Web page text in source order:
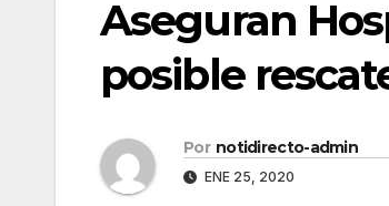
Aseguran
posible
Por notidirecto-admin
ENE 25, 2020